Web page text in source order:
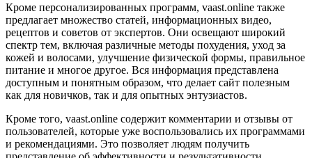
Кроме персонализированных программ, vaast.online также
предлагает множество статей, информационных видео,
рецептов и советов от экспертов. Они освещают широкий
спектр тем, включая различные методы похудения, уход за
кожей и волосами, улучшение физической формы, правильное
питание и многое другое. Вся информация представлена
доступным и понятным образом, что делает сайт полезным
как для новичков, так и для опытных энтузиастов.
Кроме того, vaast.online содержит комментарии и отзывы от
пользователей, которые уже воспользовались их программами
и рекомендациями. Это позволяет людям получить